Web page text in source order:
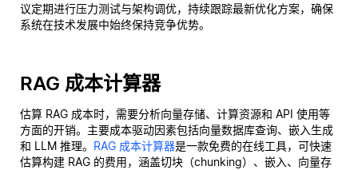
议定期进行压力测试与架构调优，持续跟踪最新优化方案，确保
系统在技术发展中始终保持竞争优势。
RAG 成本计算器
估算 RAG 成本时，需要分析向量存储、计算资源和 API 使用等
方面的开销。主要成本驱动因素包括向量数据库查询、嵌入生成
和 LLM 推理。 RAG 成本计算器是一款免费的在线工具，可快速
估算构建 RAG 的费用，涵盖切块（chunking）、嵌入、向量存